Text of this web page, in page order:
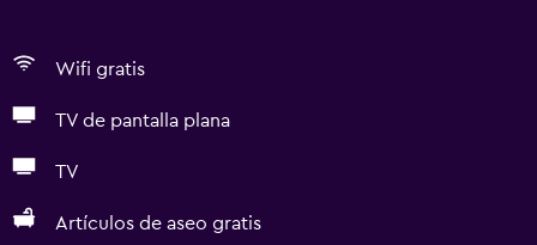
Wifi gratis
TV de pantalla plana
TV
Artículos de aseo gratis